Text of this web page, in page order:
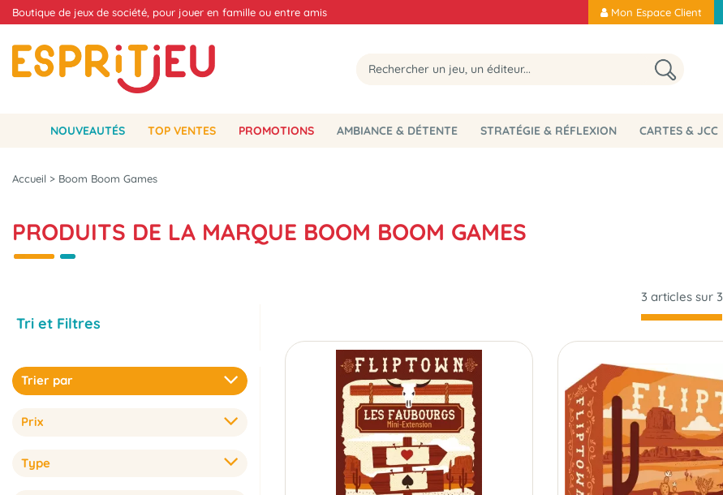
Boutique de jeux de société, pour jouer en famille ou entre amis Mon Espace Client
NOUVEAUTÉS TOP VENTES PROMOTIONS AMBIANCE & DÉTENTE STRATÉGIE & RÉFLEXION CARTES & JCC
Accueil > Boom Boom Games
PRODUITS DE LA MARQUE BOOM BOOM GAMES
Tri et Filtres
Trier par
Prix
Type
3 articles sur 3